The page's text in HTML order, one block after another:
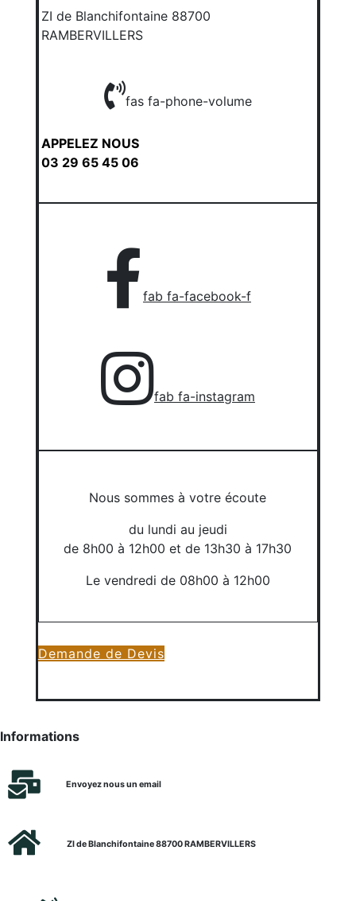
ZI de Blanchifontaine 88700
RAMBERVILLERS
fas fa-phone-volume
APPELEZ NOUS
03 29 65 45 06
fab fa-facebook-f
fab fa-instagram
Nous sommes à votre écoute
du lundi au jeudi
de 8h00 à 12h00 et de 13h30 à 17h30
Le vendredi de 08h00 à 12h00
Demande de Devis
Informations
Envoyez nous un email
ZI de Blanchifontaine 88700 RAMBERVILLERS